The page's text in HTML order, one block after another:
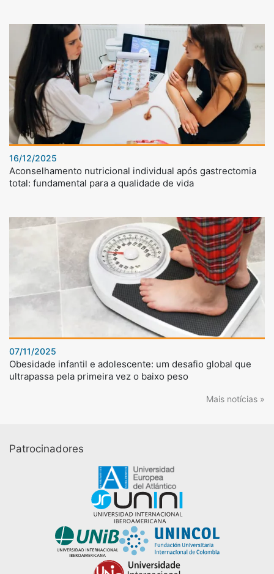
16/12/2025
Aconselhamento nutricional individual após gastrectomia
total: fundamental para a qualidade de vida
07/11/2025
Obesidade infantil e adolescente: um desafio global que
ultrapassa pela primeira vez o baixo peso
Mais notícias »
Patrocinadores